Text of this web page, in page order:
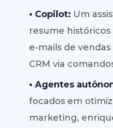
• Copilot: Um
resume
e-mails de
CRM via
• Agentes
focados em
marketing,